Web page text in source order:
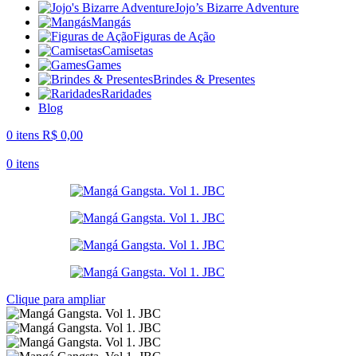
Jojo’s Bizarre Adventure
Mangás
Figuras de Ação
Camisetas
Games
Brindes & Presentes
Raridades
Blog
0 itens R$ 0,00
0 itens
Clique para ampliar